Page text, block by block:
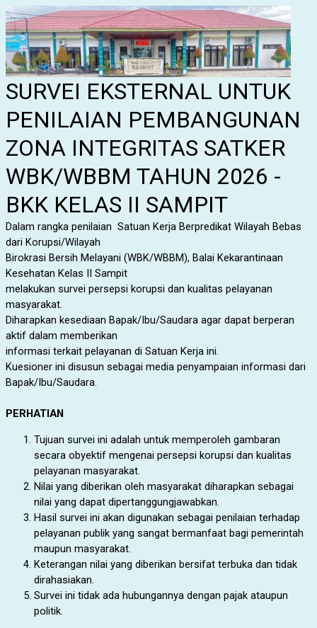
SURVEI EKSTERNAL UNTUK
PENILAIAN PEMBANGUNAN
ZONA INTEGRITAS SATKER
WBK/WBBM TAHUN 2026 -
BKK KELAS II SAMPIT
Dalam rangka penilaian Satuan Kerja Berpredikat Wilayah Bebas
dari Korupsi/Wilayah
Birokrasi Bersih Melayani (WBK/WBBM), Balai Kekarantinaan
Kesehatan Kelas II Sampit
melakukan survei persepsi korupsi dan kualitas pelayanan
masyarakat.
Diharapkan kesediaan Bapak/Ibu/Saudara agar dapat berperan
aktif dalam memberikan
informasi terkait pelayanan di Satuan Kerja ini.
Kuesioner ini disusun sebagai media penyampaian informasi dari
Bapak/Ibu/Saudara.
PERHATIAN
Tujuan survei ini adalah untuk memperoleh gambaran
secara obyektif mengenai persepsi korupsi dan kualitas
pelayanan masyarakat.
Nilai yang diberikan oleh masyarakat diharapkan sebagai
nilai yang dapat dipertanggungjawabkan.
Hasil survei ini akan digunakan sebagai penilaian terhadap
pelayanan publik yang sangat bermanfaat bagi pemerintah
maupun masyarakat.
Keterangan nilai yang diberikan bersifat terbuka dan tidak
dirahasiakan.
Survei ini tidak ada hubungannya dengan pajak ataupun
politik.